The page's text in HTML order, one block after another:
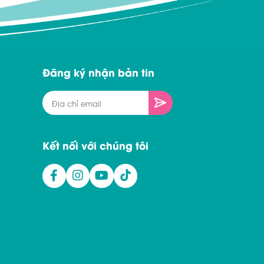
Đăng ký nhận bản tin
Kết nối với chúng tôi